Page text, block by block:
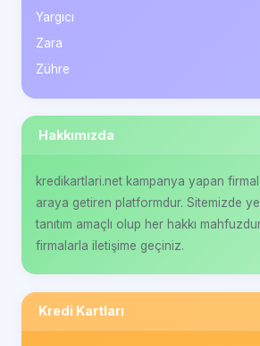
Yargıcı
Zara
Zühre
Hakkımızda
kredikartlari.net kampanya yapan
araya getiren platformdur. Sitemizde
tanıtım amaçlı olup her hakkı
firmalarla iletişime geçiniz.
Kredi Kartları